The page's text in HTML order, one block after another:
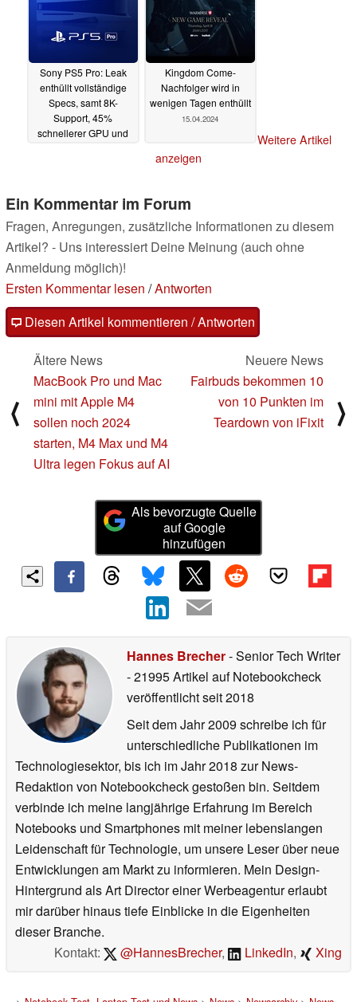
Sony PS5 Pro: Leak
enthüllt vollständige
Specs, samt 8K-
Support, 45%
schnellerer GPU und
Kingdom Come-
Nachfolger wird in
wenigen Tagen enthüllt
15.04.2024
Weitere Artikel
anzeigen
Ein Kommentar im Forum
Fragen, Anregungen, zusätzliche Informationen zu diesem
Artikel? - Uns interessiert Deine Meinung (auch ohne
Anmeldung möglich)!
Ersten Kommentar lesen /Antworten
Diesen Artikel kommentieren / Antworten
⟨
Ältere News
MacBook Pro und Mac
mini mit Apple M4
sollen noch 2024
starten, M4 Max und M4
Ultra legen Fokus auf AI
Neuere News
Fairbuds bekommen 10
von 10 Punkten im
Teardown von iFixit
⟩
Als bevorzugte Quelle
auf Google
hinzufügen
Hannes Brecher- Senior Tech Writer
- 21995 Artikel auf Notebookcheck
veröffentlichtseit 2018
Seit dem Jahr 2009 schreibe ich für
unterschiedliche Publikationen im
Technologiesektor, bis ich im Jahr 2018 zur News-
Redaktion von Notebookcheck gestoßen bin. Seitdem
verbinde ich meine langjährige Erfahrung im Bereich
Notebooks und Smartphones mit meiner lebenslangen
Leidenschaft für Technologie, um unsere Leser über neue
Entwicklungen am Markt zu informieren. Mein Design-
Hintergrund als Art Director einer Werbeagentur erlaubt
mir darüber hinaus tiefe Einblicke in die Eigenheiten
dieser Branche.
Kontakt:
@HannesBrecher, LinkedIn, Xing